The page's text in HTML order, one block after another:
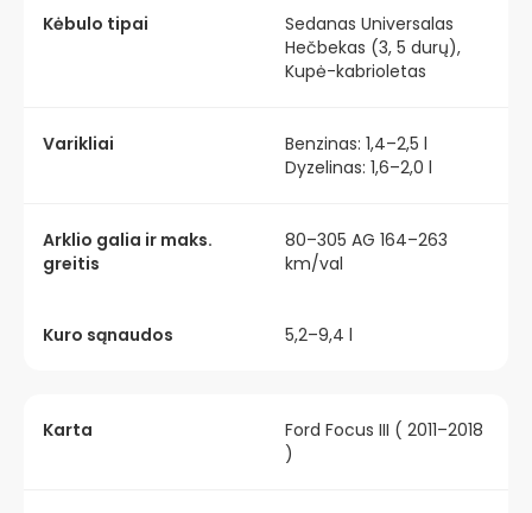
Kėbulo tipai
Sedanas Universalas
Hečbekas (3, 5 durų),
Kupė-kabrioletas
Varikliai
Benzinas: 1,4–2,5 l
Dyzelinas: 1,6–2,0 l
Arklio galia ir maks.
greitis
80–305 AG 164–263
km/val
Kuro sąnaudos 5,2–9,4 l
Karta
Ford Focus III ( 2011–2018
)